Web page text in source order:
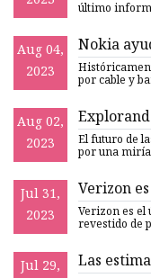
Resumen
último
Aug 04,
2023
Nokia
crear
por cable y
Aug 02,
2023
El futuro de
por una
Jul 31,
2023
Verizon
Verizon es el
revestido de
Jul 29,
Las